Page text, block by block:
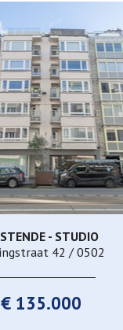
1
- STUDIO
42 / 0502
€ 135.000